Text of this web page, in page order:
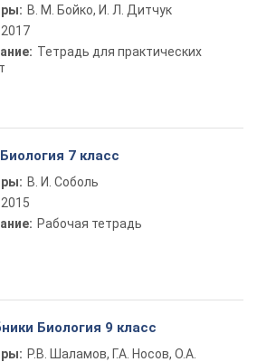
В. М. Бойко, И. Л. Дитчук
2017
Тетрадь для практических
7 класс
В. И. Соболь
2015
Рабочая тетрадь
Биология 9 класс
Р.В. Шаламов, Г.А. Носов, О.А.